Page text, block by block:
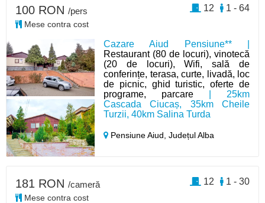
Cazare Aiud Pensiune** |
Restaurant (80 de locuri), vinotecă
(20 de locuri), Wifi, sală de
conferințe, terasa, curte, livadă, loc
de picnic, ghid turistic, oferte de
programe, parcare | 25km
Cascada Ciucaș, 35km Cheile
Turzii, 40km Salina Turda
Pensiune Aiud,Județul Alba
100 RON /pers
Mese contra cost
1 - 64
12
181 RON /cameră
Mese contra cost
1 - 30
12